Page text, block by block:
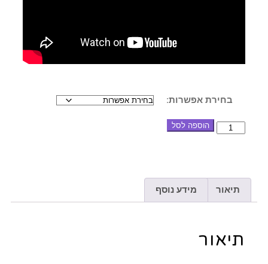
בחירת אפשרות:
הוספה לסל
תיאור מידע נוסף
תיאור